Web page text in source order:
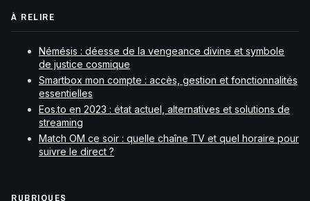
À RELIRE
Némésis : déesse de la vengeance divine et symbole
de justice cosmique
Smartbox mon compte : accès, gestion et fonctionnalités
essentielles
Eos.to en 2023 : état actuel, alternatives et solutions de
streaming
Match OM ce soir : quelle chaîne TV et quel horaire pour
suivre le direct ?
RUBRIQUES